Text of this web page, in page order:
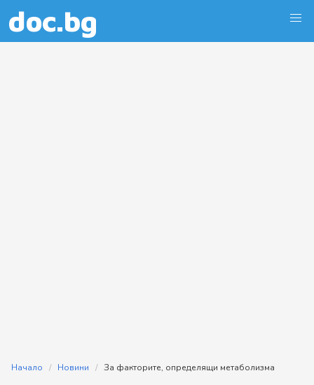
doc.bg
Начало Новини За факторите, определящи метаболизма